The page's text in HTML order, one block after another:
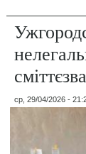
ср, 29/04/2026 -